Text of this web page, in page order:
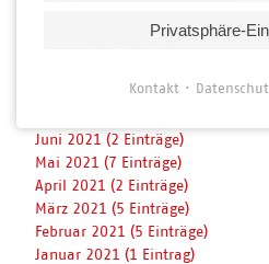
November 2021 (17 Einträge)
August 2021 (11 Einträge)
Juni 2021 (2 Einträge)
Mai 2021 (7 Einträge)
April 2021 (2 Einträge)
März 2021 (5 Einträge)
Februar 2021 (5 Einträge)
Januar 2021 (1 Eintrag)
Privatsphäre-
Kontakt